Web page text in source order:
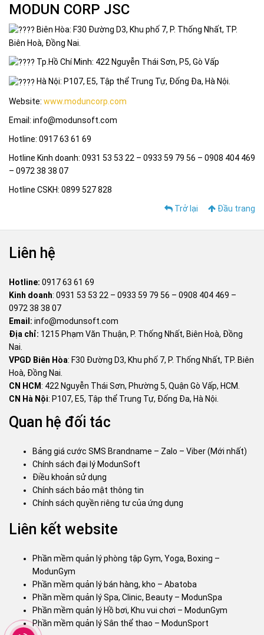
MODUN CORP JSC
Biên Hòa: F30 Đường D3, Khu phố 7, P. Thống Nhất, TP.
Biên Hoà, Đồng Nai.
Tp.Hồ Chí Minh: 422 Nguyễn Thái Sơn, P5, Gò Vấp
Hà Nội: P107, E5, Tập thể Trung Tự, Đống Đa, Hà Nội.
Website: www.moduncorp.com
Email: info@modunsoft.com
Hotline: 0917 63 61 69
Hotline Kinh doanh: 0931 53 53 22 – 0933 59 79 56 – 0908 404 469
– 0972 38 38 07
Hotline CSKH: 0899 527 828
Trở lại
Đầu trang
Liên hệ
Hotline: 0917 63 61 69
Kinh doanh: 0931 53 53 22 – 0933 59 79 56 – 0908 404 469 –
0972 38 38 07
Email: info@modunsoft.com
Địa chỉ: 1215 Phạm Văn Thuận, P. Thống Nhất, Biên Hoà, Đồng
Nai.
VPGD Biên Hòa: F30 Đường D3, Khu phố 7, P. Thống Nhất, TP. Biên
Hoà, Đồng Nai.
CN HCM: 422 Nguyễn Thái Sơn, Phường 5, Quận Gò Vấp, HCM.
CN Hà Nội: P107, E5, Tập thể Trung Tự, Đống Đa, Hà Nội.
Quan hệ đối tác
Bảng giá cước SMS Brandname – Zalo – Viber (Mới nhất)
Chính sách đại lý ModunSoft
Điều khoản sử dụng
Chính sách bảo mật thông tin
Chính sách quyền riêng tư của ứng dụng
Liên kết website
Phần mềm quản lý phòng tập Gym, Yoga, Boxing –
ModunGym
Phần mềm quản lý bán hàng, kho – Abatoba
Phần mềm quản lý Spa, Clinic, Beauty – ModunSpa
Phần mềm quản lý Hồ bơi, Khu vui chơi – ModunGym
Phần mềm quản lý Sân thể thao – ModunSport